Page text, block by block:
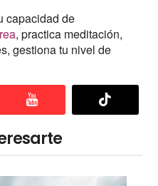
capacidad de
, practica meditación,
gestiona tu nivel de